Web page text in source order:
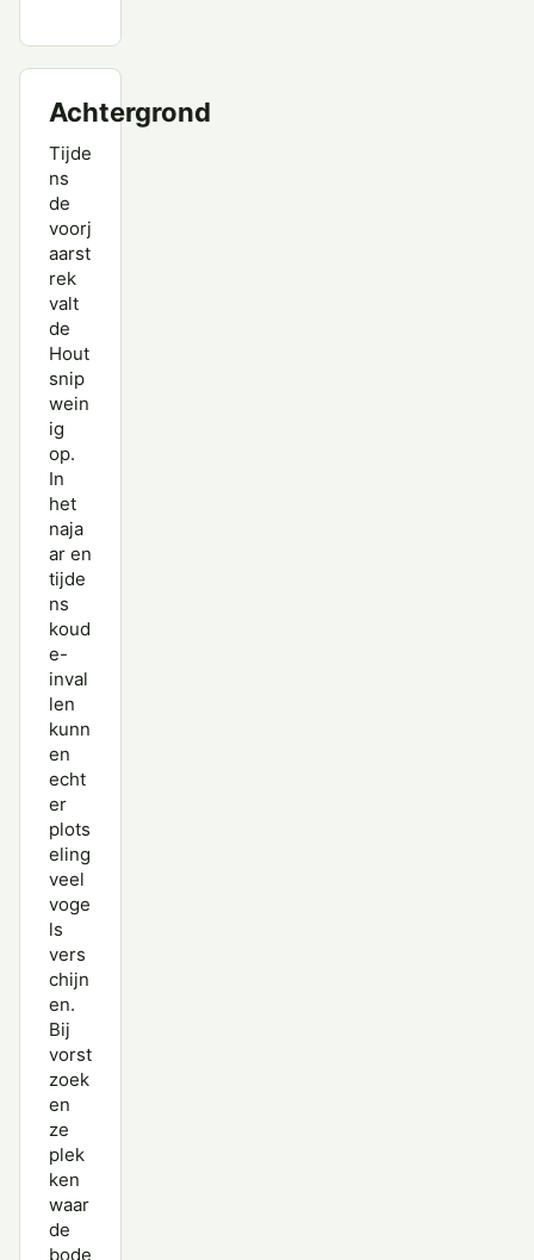
Achtergrond
Tijde
ns
de
voorj
aarst
rek
valt
de
Hout
snip
wein
ig
op.
In
het
naja
ar en
tijde
ns
koud
e-
inval
len
kunn
en
echt
er
plots
eling
veel
voge
ls
vers
chijn
en.
Bij
vorst
zoek
en
ze
plek
ken
waar
de
bode